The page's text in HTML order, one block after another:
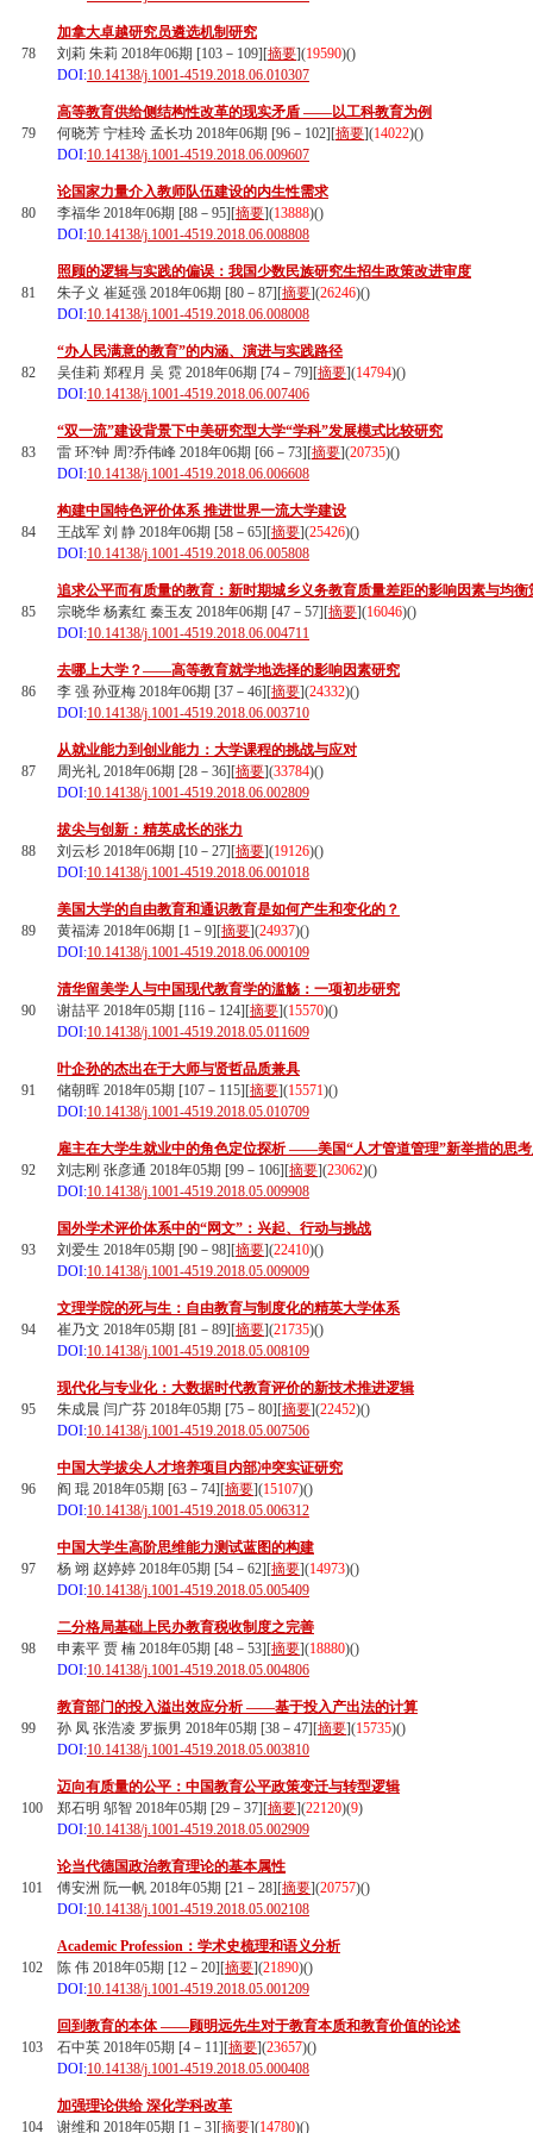
78
加拿大卓越研究员遴选机制研究
刘莉 朱莉 2018年06期 [103－109][摘要](19590)()
DOI:10.14138/j.1001-4519.2018.06.010307
79
高等教育供给侧结构性改革的现实矛盾 ——以工科教育为例
何晓芳 宁桂玲 孟长功 2018年06期 [96－102][摘要](14022)()
DOI:10.14138/j.1001-4519.2018.06.009607
80
论国家力量介入教师队伍建设的内生性需求
李福华 2018年06期 [88－95][摘要](13888)()
DOI:10.14138/j.1001-4519.2018.06.008808
81
照顾的逻辑与实践的偏误：我国少数民族研究生招生政策改进审度
朱子义 崔延强 2018年06期 [80－87][摘要](26246)()
DOI:10.14138/j.1001-4519.2018.06.008008
82
“办人民满意的教育”的内涵、演进与实践路径
吴佳莉 郑程月 吴 霓 2018年06期 [74－79][摘要](14794)()
DOI:10.14138/j.1001-4519.2018.06.007406
83
“双一流”建设背景下中美研究型大学“学科”发展模式比较研究
雷 环?钟 周?乔伟峰 2018年06期 [66－73][摘要](20735)()
DOI:10.14138/j.1001-4519.2018.06.006608
84
构建中国特色评价体系 推进世界一流大学建设
王战军 刘 静 2018年06期 [58－65][摘要](25426)()
DOI:10.14138/j.1001-4519.2018.06.005808
85
追求公平而有质量的教育：新时期城乡义务教育质量差距的影响因素与均衡
宗晓华 杨素红 秦玉友 2018年06期 [47－57][摘要](16046)()
DOI:10.14138/j.1001-4519.2018.06.004711
86
去哪上大学？——高等教育就学地选择的影响因素研究
李 强 孙亚梅 2018年06期 [37－46][摘要](24332)()
DOI:10.14138/j.1001-4519.2018.06.003710
87
从就业能力到创业能力：大学课程的挑战与应对
周光礼 2018年06期 [28－36][摘要](33784)()
DOI:10.14138/j.1001-4519.2018.06.002809
88
拔尖与创新：精英成长的张力
刘云杉 2018年06期 [10－27][摘要](19126)()
DOI:10.14138/j.1001-4519.2018.06.001018
89
美国大学的自由教育和通识教育是如何产生和变化的？
黄福涛 2018年06期 [1－9][摘要](24937)()
DOI:10.14138/j.1001-4519.2018.06.000109
90
清华留美学人与中国现代教育学的滥觞：一项初步研究
谢喆平 2018年05期 [116－124][摘要](15570)()
DOI:10.14138/j.1001-4519.2018.05.011609
91
叶企孙的杰出在于大师与贤哲品质兼具
储朝晖 2018年05期 [107－115][摘要](15571)()
DOI:10.14138/j.1001-4519.2018.05.010709
92
雇主在大学生就业中的角色定位探析 ——美国“人才管道管理”新举措的思
刘志刚 张彦通 2018年05期 [99－106][摘要](23062)()
DOI:10.14138/j.1001-4519.2018.05.009908
93
国外学术评价体系中的“网文”：兴起、行动与挑战
刘爱生 2018年05期 [90－98][摘要](22410)()
DOI:10.14138/j.1001-4519.2018.05.009009
94
文理学院的死与生：自由教育与制度化的精英大学体系
崔乃文 2018年05期 [81－89][摘要](21735)()
DOI:10.14138/j.1001-4519.2018.05.008109
95
现代化与专业化：大数据时代教育评价的新技术推进逻辑
朱成晨 闫广芬 2018年05期 [75－80][摘要](22452)()
DOI:10.14138/j.1001-4519.2018.05.007506
96
中国大学拔尖人才培养项目内部冲突实证研究
阎 琨 2018年05期 [63－74][摘要](15107)()
DOI:10.14138/j.1001-4519.2018.05.006312
97
中国大学生高阶思维能力测试蓝图的构建
杨 翊 赵婷婷 2018年05期 [54－62][摘要](14973)()
DOI:10.14138/j.1001-4519.2018.05.005409
98
二分格局基础上民办教育税收制度之完善
申素平 贾 楠 2018年05期 [48－53][摘要](18880)()
DOI:10.14138/j.1001-4519.2018.05.004806
99
教育部门的投入溢出效应分析 ——基于投入产出法的计算
孙 凤 张浩凌 罗振男 2018年05期 [38－47][摘要](15735)()
DOI:10.14138/j.1001-4519.2018.05.003810
100
迈向有质量的公平：中国教育公平政策变迁与转型逻辑
郑石明 邬智 2018年05期 [29－37][摘要](22120)(9)
DOI:10.14138/j.1001-4519.2018.05.002909
101
论当代德国政治教育理论的基本属性
傅安洲 阮一帆 2018年05期 [21－28][摘要](20757)()
DOI:10.14138/j.1001-4519.2018.05.002108
102
Academic Profession：学术史梳理和语义分析
陈 伟 2018年05期 [12－20][摘要](21890)()
DOI:10.14138/j.1001-4519.2018.05.001209
103
回到教育的本体 ——顾明远先生对于教育本质和教育价值的论述
石中英 2018年05期 [4－11][摘要](23657)()
DOI:10.14138/j.1001-4519.2018.05.000408
104
加强理论供给 深化学科改革
谢维和 2018年05期 [1－3][摘要](14780)()